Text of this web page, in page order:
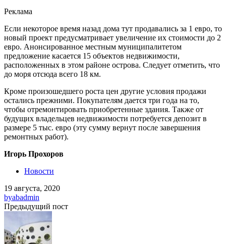
Реклама
Если некоторое время назад дома тут продавались за 1 евро, то
новый проект предусматривает увеличение их стоимости до 2
евро. Анонсированное местным муниципалитетом
предложение касается 15 объектов недвижимости,
расположенных в этом районе острова. Следует отметить, что
до моря отсюда всего 18 км.
Кроме произошедшего роста цен другие условия продажи
остались прежними. Покупателям дается три года на то,
чтобы отремонтировать приобретенные здания. Также от
будущих владельцев недвижимости потребуется депозит в
размере 5 тыс. евро (эту сумму вернут после завершения
ремонтных работ).
Игорь Прохоров
Новости
19 августа, 2020
byabadmin
Предыдущий пост